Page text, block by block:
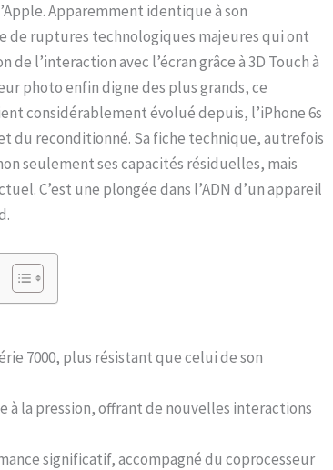
Apparemment identique à son
de ruptures technologiques majeures qui ont
l’interaction avec l’écran grâce à 3D Touch à
photo enfin digne des plus grands, ce
considérablement évolué depuis, l’iPhone 6s
du reconditionné. Sa fiche technique, autrefois
seulement ses capacités résiduelles, mais
C’est une plongée dans l’ADN d’un appareil
7000, plus résistant que celui de son
la pression, offrant de nouvelles interactions
significatif, accompagné du coprocesseur